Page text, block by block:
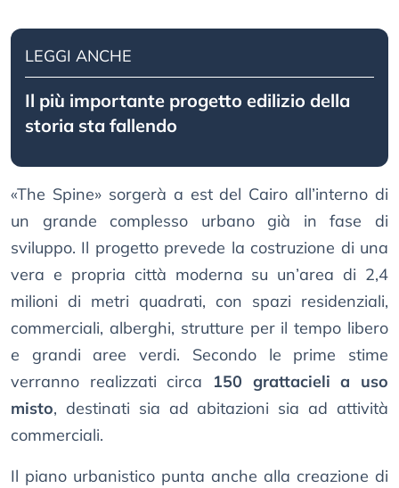
LEGGI ANCHE
Il più importante progetto edilizio della
storia sta fallendo
«The Spine» sorgerà a est del Cairo all’interno di
un grande complesso urbano già in fase di
sviluppo. Il progetto prevede la costruzione di una
vera e propria città moderna su un’area di 2,4
milioni di metri quadrati, con spazi residenziali,
commerciali, alberghi, strutture per il tempo libero
e grandi aree verdi. Secondo le prime stime
verranno realizzati circa 150 grattacieli a uso
misto, destinati sia ad abitazioni sia ad attività
commerciali.
Il piano urbanistico punta anche alla creazione di